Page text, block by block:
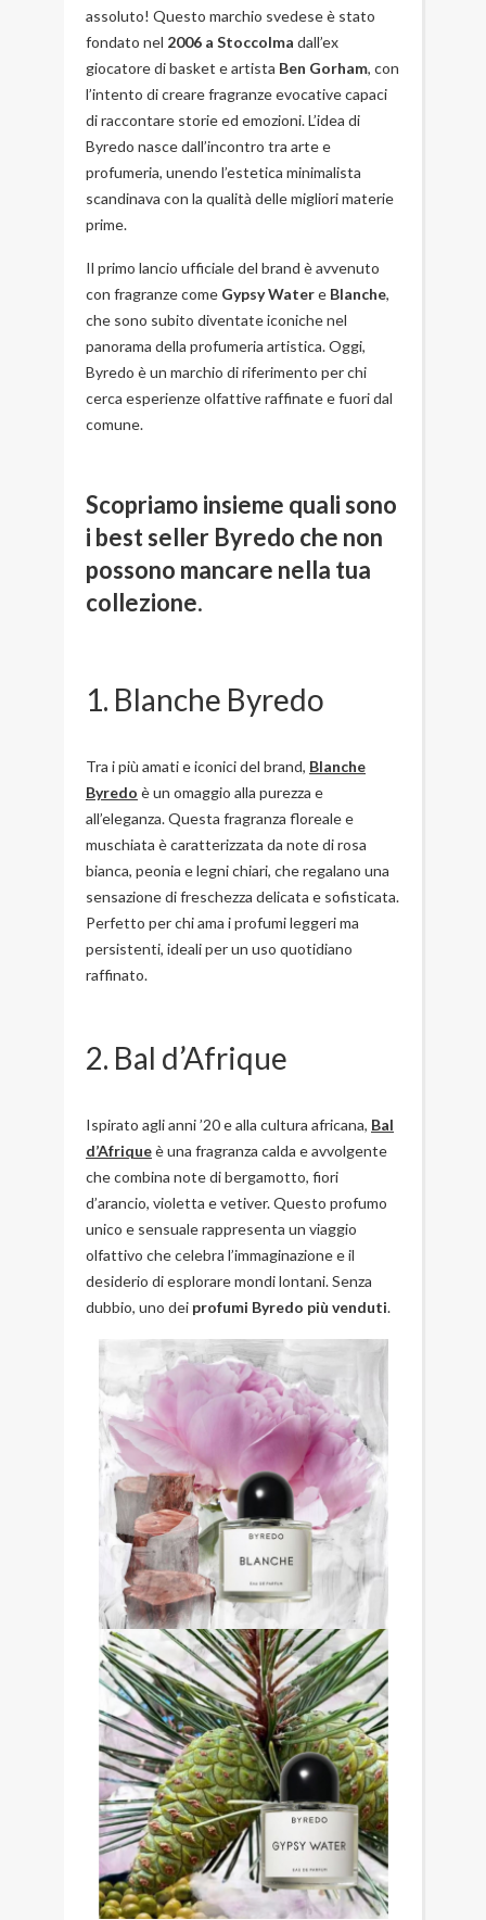
assoluto! Questo marchio svedese è stato
fondato nel 2006 a Stoccolma dall’ex
giocatore di basket e artista Ben Gorham, con
l’intento di creare fragranze evocative capaci
di raccontare storie ed emozioni. L’idea di
Byredo nasce dall’incontro tra arte e
profumeria, unendo l’estetica minimalista
scandinava con la qualità delle migliori materie
prime.
Il primo lancio ufficiale del brand è avvenuto
con fragranze come Gypsy Watere Blanche,
che sono subito diventate iconiche nel
panorama della profumeria artistica. Oggi,
Byredo è un marchio di riferimento per chi
cerca esperienze olfattive raffinate e fuori dal
comune.
Scopriamo insieme quali sono
i best seller Byredo che non
possono mancare nella tua
collezione.
1. Blanche Byredo
Tra i più amati e iconici del brand, Blanche
Byredo è un omaggio alla purezza e
all’eleganza. Questa fragranza floreale e
muschiata è caratterizzata da note di rosa
bianca, peonia e legni chiari, che regalano una
sensazione di freschezza delicata e sofisticata.
Perfetto per chi ama i profumi leggeri ma
persistenti, ideali per un uso quotidiano
raffinato.
2. Bal d’Afrique
Ispirato agli anni ’20 e alla cultura africana, Bal
d’Afriqueè una fragranza calda e avvolgente
che combina note di bergamotto, fiori
d’arancio, violetta e vetiver. Questo profumo
unico e sensuale rappresenta un viaggio
olfattivo che celebra l’immaginazione e il
desiderio di esplorare mondi lontani. Senza
dubbio, uno dei profumi Byredo più venduti.